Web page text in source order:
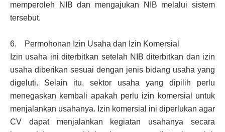
memperoleh NIB dan mengajukan NIB melalui sistem
tersebut.
6. Permohonan Izin Usaha dan Izin Komersial
Izin usaha ini diterbitkan setelah NIB diterbitkan dan izin
usaha diberikan sesuai dengan jenis bidang usaha yang
digeluti. Selain itu, sektor usaha yang dipilih perlu
menegaskan kembali apakah perlu izin komersial untuk
menjalankan usahanya. Izin komersial ini diperlukan agar
CV dapat menjalankan kegiatan usahanya secara